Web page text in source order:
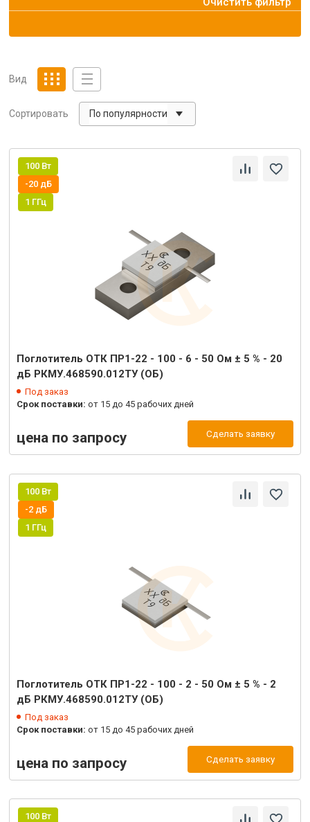
Вид
Сортировать По популярности
100 Вт
-20 дБ
1 ГГц
Поглотитель ОТК ПР1-22 - 100 - 6 - 50 Ом ± 5 % - 20
дБ РКМУ.468590.012ТУ (ОБ)
Под заказ
Срок поставки:от 15 до 45 рабочих дней
цена по запросу Сделать заявку
100 Вт
-2 дБ
1 ГГц
Поглотитель ОТК ПР1-22 - 100 - 2 - 50 Ом ± 5 % - 2
дБ РКМУ.468590.012ТУ (ОБ)
Под заказ
Срок поставки:от 15 до 45 рабочих дней
цена по запросу Сделать заявку
100 Вт